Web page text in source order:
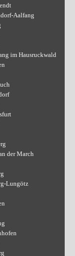
Aalfang
im Hausruckwald
der March
Lungötz